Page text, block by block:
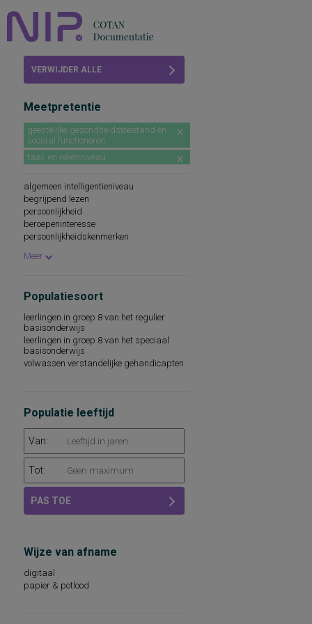
Abonneren
VERWIJDER ALLE
Meetpretentie
geestelijke gezondheidstoestand en
sociaal functioneren
taal- en rekenniveau
algemeen intelligentieniveau
begrijpend lezen
persoonlijkheid
beroepeninteresse
persoonlijkheidskenmerken
persoonlijkheidsaspecten
woordenschat
sociaal-emotioneel functioneren
technische leesvaardigheid
leesvaardigheid
persoonlijkheidsaspecten, aan de
werksituatie gerelateerd
technisch lezen
algemeen capaciteitenniveau
basisvaardigheden op het gebied van
taal, rekenen-wiskunde en
wereldoriëntatie
begrijpend lezen en leesattitude
intellectuele capaciteiten, intelligentie
persoonlijkheidsfactoren
sociaal-emotioneel functioneren op school
sociale vaardigheden
taalbegrip
Meer
Populatiesoort
leerlingen in groep 8 van het regulier
basisonderwijs
leerlingen in groep 8 van het speciaal
basisonderwijs
volwassen verstandelijke gehandicapten
Populatie leeftijd
Van:
Tot:
PAS TOE
Wijze van afname
digitaal
papier & potlood